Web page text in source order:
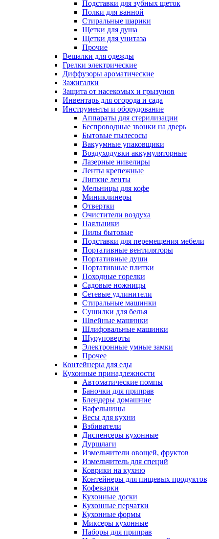
Подставки для зубных щеток
Полки для ванной
Стиральные шарики
Щетки для душа
Щетки для унитаза
Прочие
Вешалки для одежды
Грелки электрические
Диффузоры ароматические
Зажигалки
Защита от насекомых и грызунов
Инвентарь для огорода и сада
Инструменты и оборудование
Аппараты для стерилизации
Беспроводные звонки на дверь
Бытовые пылесосы
Вакуумные упаковщики
Воздуходувки аккумуляторные
Лазерные нивелиры
Ленты крепежные
Липкие ленты
Мельницы для кофе
Миниклинеры
Отвертки
Очистители воздуха
Паяльники
Пилы бытовые
Подставки для перемещения мебели
Портативные вентиляторы
Портативные души
Портативные плитки
Походные горелки
Садовые ножницы
Сетевые удлинители
Стиральные машинки
Сушилки для белья
Швейные машинки
Шлифовальные машинки
Шуруповерты
Электронные умные замки
Прочее
Контейнеры для еды
Кухонные принадлежности
Автоматические помпы
Баночки для приправ
Блендеры домашние
Вафельницы
Весы для кухни
Взбиватели
Диспенсеры кухонные
Дуршлаги
Измельчители овощей, фруктов
Измельчитель для специй
Коврики на кухню
Контейнеры для пищевых продуктов
Кофеварки
Кухонные доски
Кухонные перчатки
Кухонные формы
Миксеры кухонные
Наборы для приправ